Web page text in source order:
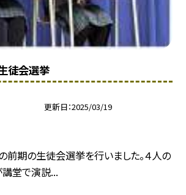
徒会選挙
更新日 2025/03/19
前期の生徒会選挙を行いました。４人の
堂で演説...